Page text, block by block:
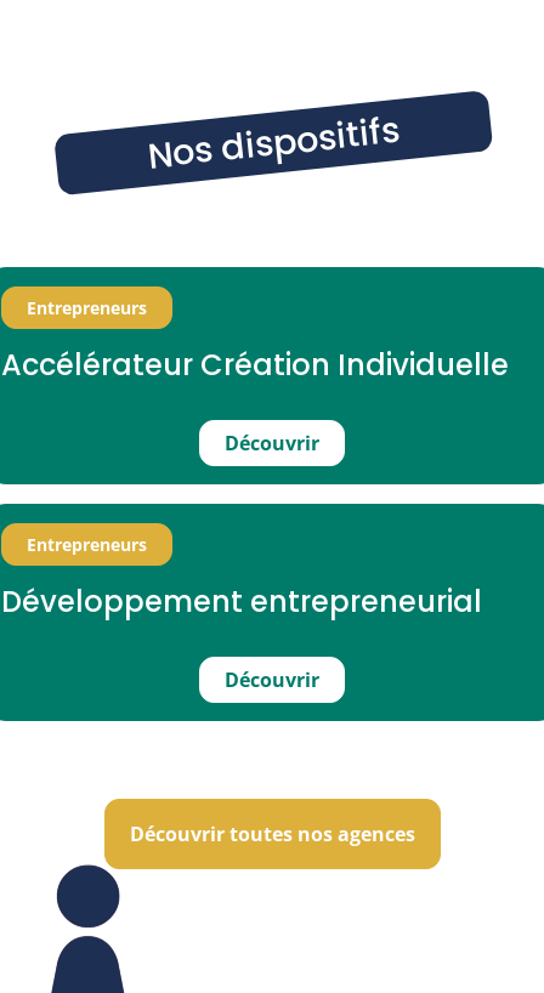
Nos dispositifs
Entrepreneurs
Accélérateur Création Individuelle
Découvrir
Entrepreneurs
Développement entrepreneurial
Découvrir
Découvrir toutes nos agences